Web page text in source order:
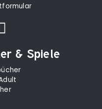
& Spiele